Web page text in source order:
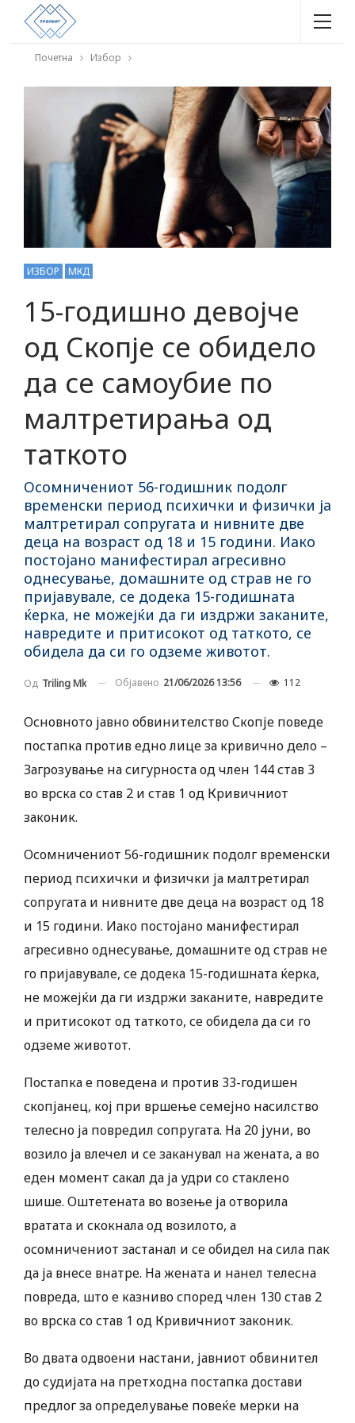
Почетна Избор
ИЗБОР МКД
15-годишно девојче
од Скопје се обидело
да се самоубие по
малтретирања од
таткото
Осомничениот 56-годишник подолг
временски период психички и физички ја
малтретирал сопругата и нивните две
деца на возраст од 18 и 15 години. Иако
постојано манифестирал агресивно
однесување, домашните од страв не го
пријавувале, се додека 15-годишната
ќерка, не можејќи да ги издржи заканите,
навредите и притисокот од таткото, се
обидела да си го одземе животот.
Од Triling Mk Објавено 21/06/2026 13:56 112
Основното јавно обвинителство Скопје поведе
постапка против едно лице за кривично дело –
Загрозување на сигурноста од член 144 став 3
во врска со став 2 и став 1 од Кривичниот
законик.
Осомничениот 56-годишник подолг временски
период психички и физички ја малтретирал
сопругата и нивните две деца на возраст од 18
и 15 години. Иако постојано манифестирал
агресивно однесување, домашните од страв не
го пријавувале, се додека 15-годишната ќерка,
не можејќи да ги издржи заканите, навредите
и притисокот од таткото, се обидела да си го
одземе животот.
Постапка е поведена и против 33-годишен
скопјанец, кој при вршење семејно насилство
телесно ја повредил сопругата. На 20 јуни, во
возило ја влечел и се заканувал на жената, а во
еден момент сакал да ја удри со стаклено
шише. Оштетената во возење ја отворила
вратата и скокнала од возилото, а
осомничениот застанал и се обидел на сила пак
да ја внесе внатре. На жената и нанел телесна
повреда, што е казниво според член 130 став 2
во врска со став 1 од Кривичниот законик.
Во двата одвоени настани, јавниот обвинител
до судијата на претходна постапка достави
предлог за определување повеќе мерки на